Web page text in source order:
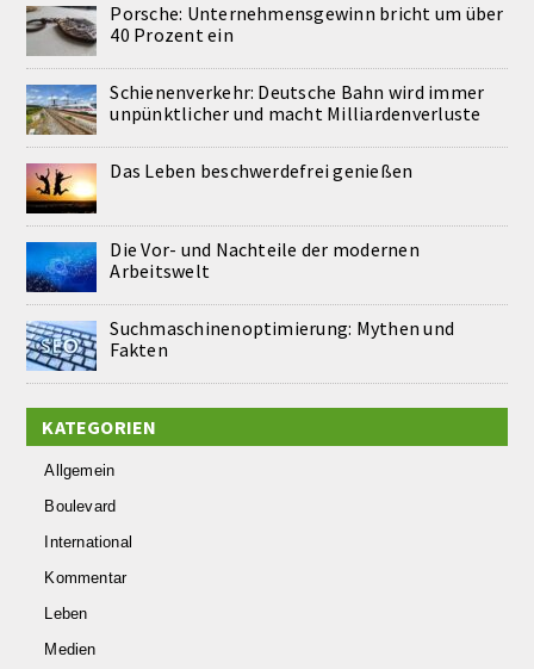
Porsche: Unternehmensgewinn bricht um über
40 Prozent ein
Schienenverkehr: Deutsche Bahn wird immer
unpünktlicher und macht Milliardenverluste
Das Leben beschwerdefrei genießen
Die Vor- und Nachteile der modernen
Arbeitswelt
Suchmaschinenoptimierung: Mythen und
Fakten
KATEGORIEN
Allgemein
Boulevard
International
Kommentar
Leben
Medien